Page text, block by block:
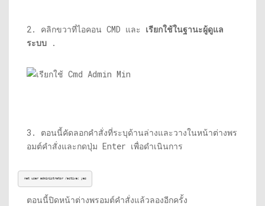
2. คลิกขวาที่ไอคอน CMD และ เรียกใช้ในฐานะผู้ดูแล
ระบบ .
3. ตอนนี้คัดลอกคำสั่งที่ระบุด้านล่างและวางในหน้าต่างพร
อมต์คำสั่งและกดปุ่ม Enter เพื่อดำเนินการ
net user administrator /active: yes
ตอนนี้ปิดหน้าต่างพรอมต์คำสั่งแล้วลองอีกครั้ง